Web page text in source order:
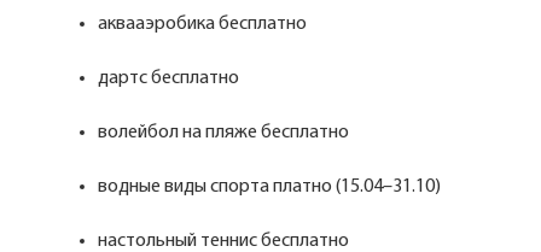
аквааэробика бесплатно
дартс бесплатно
волейбол на пляже бесплатно
водные виды спорта платно (15.04–31.10)
настольный теннис бесплатно